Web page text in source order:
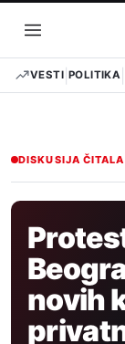
sadržaj
Otvori
meni
VESTI POLITIKA
DISKUSIJA
novih